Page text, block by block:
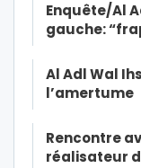
Enquête/Al
gauche:
Al Adl Wal
l’amertume
Rencontre
réalisateur